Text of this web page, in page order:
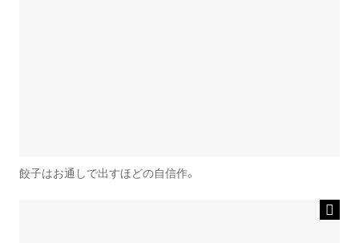
餃子はお通しで出すほどの自信作。